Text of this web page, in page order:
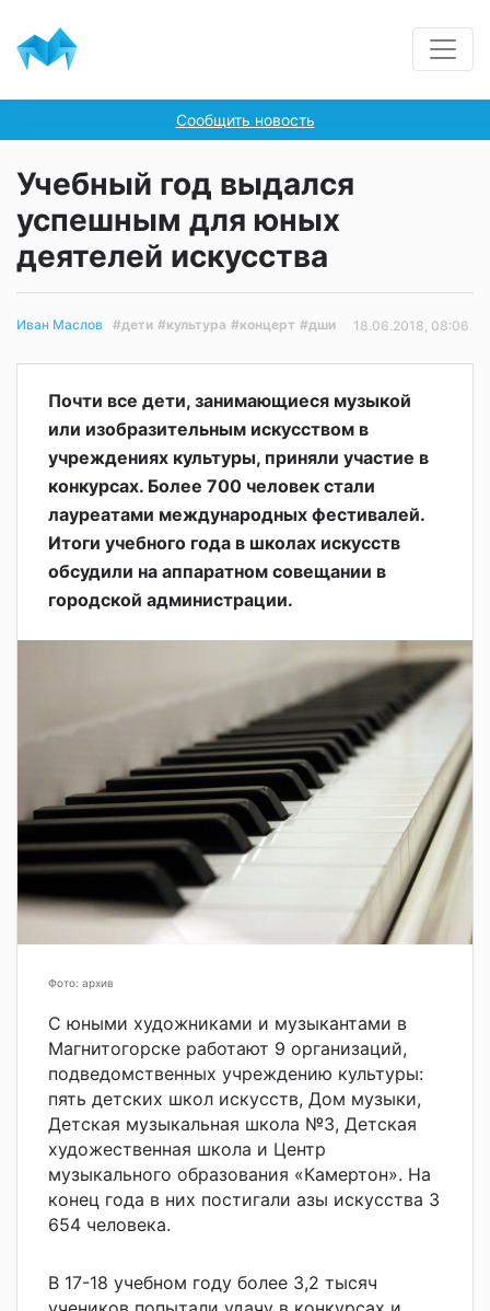
Сообщить новость
Учебный год выдался
успешным для юных
деятелей искусства
Иван Маслов #дети #культура #концерт #дши 18.06.2018, 08:06
Почти все дети, занимающиеся музыкой
или изобразительным искусством в
учреждениях культуры, приняли участие в
конкурсах. Более 700 человек стали
лауреатами международных фестивалей.
Итоги учебного года в школах искусств
обсудили на аппаратном совещании в
городской администрации.
Фото: архив
С юными художниками и музыкантами в
Магнитогорске работают 9 организаций,
подведомственных учреждению культуры:
пять детских школ искусств, Дом музыки,
Детская музыкальная школа №3, Детская
художественная школа и Центр
музыкального образования «Камертон». На
конец года в них постигали азы искусства 3
654 человека.
В 17-18 учебном году более 3,2 тысяч